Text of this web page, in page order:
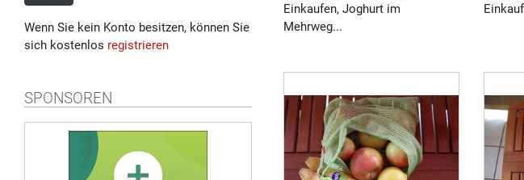
Wenn Sie kein Konto besitzen, können Sie
sich kostenlos registrieren
SPONSOREN
Einkaufen, Joghurt im
Mehrweg...